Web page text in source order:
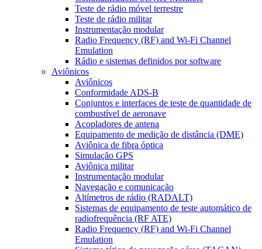
Teste de rádio móvel terrestre
Teste de rádio militar
Instrumentação modular
Radio Frequency (RF) and Wi-Fi Channel
Emulation
Rádio e sistemas definidos por software
Aviônicos
Aviônicos
Conformidade ADS-B
Conjuntos e interfaces de teste de quantidade de
combustível de aeronave
Acopladores de antena
Equipamento de medição de distância (DME)
Aviônica de fibra óptica
Simulação GPS
Aviônica militar
Instrumentação modular
Navegação e comunicação
Altímetros de rádio (RADALT)
Sistemas de equipamento de teste automático de
radiofrequência (RF ATE)
Radio Frequency (RF) and Wi-Fi Channel
Emulation